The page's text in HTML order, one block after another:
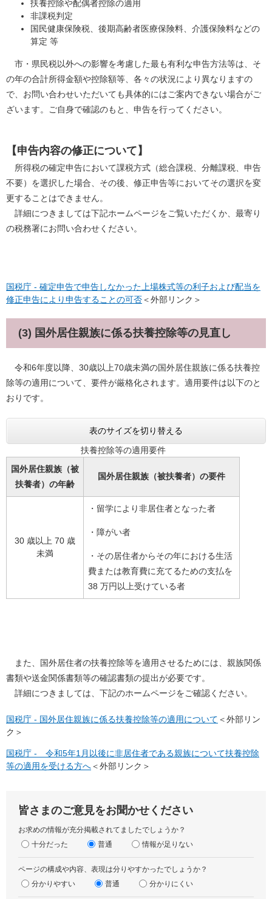
扶養控除や配偶者控除の適用
非課税判定
国民健康保険税、後期高齢者医療保険料、介護保険料などの
算定 等
市・県民税以外への影響を考慮した最も有利な申告方法等は、そ
の年の合計所得金額や控除額等、各々の状況により異なりますの
で、お問い合わせいただいても具体的にはご案内できない場合がご
ざいます。ご自身で確認のもと、申告を行ってください。
【申告内容の修正について】
所得税の確定申告において課税方式（総合課税、分離課税、申告
不要）を選択した場合、その後、修正申告等においてその選択を変
更することはできません。
詳細につきましては下記ホームページをご覧いただくか、最寄り
の税務署にお問い合わせください。
国税庁 - 確定申告で申告しなかった上場株式等の利子および配当を
修正申告により申告することの可否＜外部リンク＞
(3) 国外居住親族に係る扶養控除等の見直し
令和6年度以降、30歳以上70歳未満の国外居住親族に係る扶養控
除等の適用について、要件が厳格化されます。適用要件は以下のと
おりです。
表のサイズを切り替える
扶養控除等の適用要件
国外居住親族（被
扶養者）の年齢
国外居住親族（被扶養者）の要件
30 歳以上 70 歳
未満
・留学により非居住者となった者
・障がい者
・その居住者からその年における生活
費または教育費に充てるための支払を
38 万円以上受けている者
また、国外居住者の扶養控除等を適用させるためには、親族関係
書類や送金関係書類等の確認書類の提出が必要です。
詳細につきましては、下記のホームページをご確認ください。
国税庁 - 国外居住親族に係る扶養控除等の適用について ＜外部リン
ク＞
国税庁 - 令和5年1月以後に非居住者である親族について扶養控除
等の適用を受ける方へ＜外部リンク＞
皆さまのご意見をお聞かせください
お求めの情報が充分掲載されてましたでしょうか？
十分だった
普通 情報が足りない
ページの構成や内容、表現は分りやすかったでしょうか？
分かりやすい
普通 分かりにくい